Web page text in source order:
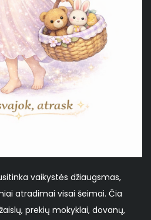
vaikystės džiaugsmas,
atradimai visai šeimai. Čia
prekių mokyklai, dovanų,